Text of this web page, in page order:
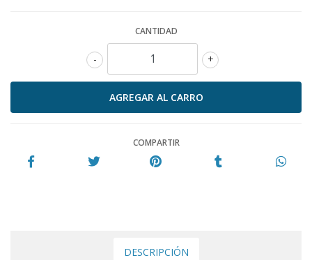
CANTIDAD
+
-
COMPARTIR
DESCRIPCIÓN